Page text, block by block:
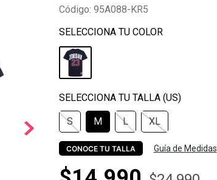
Código: 95A088-KR5
S M L XL
CONOCE TU TALLA Guía de Medidas
jordan
hombre
nike